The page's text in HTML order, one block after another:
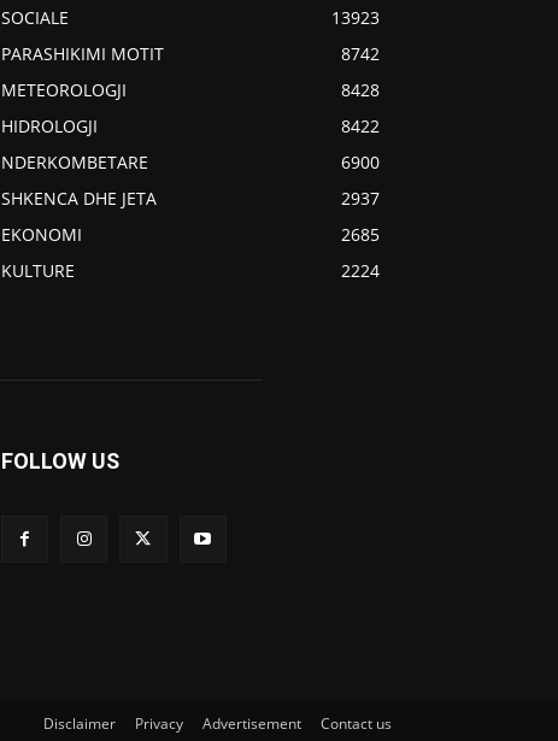
SOCIALE
13923
PARASHIKIMI MOTIT
8742
METEOROLOGJI
8428
HIDROLOGJI
8422
NDERKOMBETARE
6900
SHKENCA DHE JETA
2937
EKONOMI
2685
KULTURE
2224
FOLLOW US
Disclaimer Privacy Advertisement Contact us